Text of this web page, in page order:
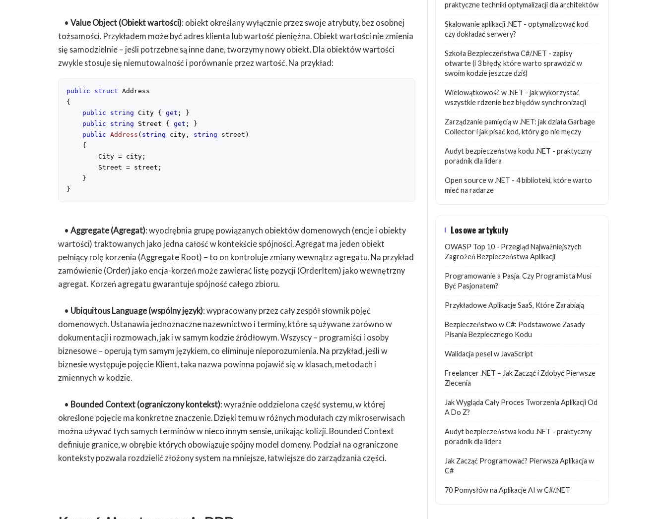
• Value Object (Obiekt wartości): obiekt określany wyłącznie przez swoje atrybuty, bez osobnej
tożsamości. Przykładem może być adres klienta lub wartość pieniężna. Obiekt wartości nie zmienia
się samodzielnie – jeśli potrzebne są inne dane, tworzymy nowy obiekt. Dla obiektów wartości
zwykle stosuje się niemutowalność i porównanie przez wartość. Na przykład:
public struct Address
{
public
string City { get ; }
public
string Street { get ; }
public Address ( string city, string street )
{
        City = city;
        Street = street;
    }
}
• Aggregate (Agregat): wyodrębnia grupę powiązanych obiektów domenowych (encje i obiekty
wartości) traktowanych jako jedna całość w kontekście spójności. Agregat ma jeden obiekt
pełniący rolę korzenia (Aggregate Root) – to on kontroluje zmiany wewnątrz agregatu. Na przykład
zamówienie (Order) jako encja-korzeń może zawierać listę pozycji (OrderItem) jako wewnętrzny
agregat. Korzeń agregatu gwarantuje spójność całego zbioru.
• Ubiquitous Language (wspólny język): wypracowany przez cały zespół słownik pojęć
domenowych. Ustanawia jednoznaczne nazewnictwo i terminy, które są używane zarówno w
dokumentacji i rozmowach, jak i w samym kodzie źródłowym. Wszyscy – programiści i osoby
biznesowe – operują tym samym językiem, co eliminuje nieporozumienia. Na przykład, jeśli w
biznesie występuje pojęcie Klient, taka nazwa powinna pojawić się w klasach, metodach i
zmiennych w kodzie.
• Bounded Context (ograniczony kontekst): wyraźnie oddzielona część systemu, w której
określone pojęcie ma konkretne znaczenie. Dzięki temu w różnych modułach czy mikroserwisach
można używać tych samych terminów w nieco innym sensie, unikając kolizji. Bounded Context
definiuje granice, w obrębie których obowiązuje spójny model domeny. Podział na ograniczone
konteksty pozwala rozdzielić złożony system na mniejsze, łatwiejsze do zarządzania części.
praktyczne techniki optymalizacji dla architektów
Skalowanie aplikacji .NET - optymalizować kod
czy dokładać serwery?
Szkoła Bezpieczeństwa C#/.NET - zapisy
otwarte (i 3 błędy, które warto sprawdzić w
swoim kodzie jeszcze dziś)
Wielowątkowość w .NET - jak wykorzystać
wszystkie rdzenie bez błędów synchronizacji
Zarządzanie pamięcią w .NET: jak działa Garbage
Collector i jak pisać kod, który go nie męczy
Audyt bezpieczeństwa kodu .NET - praktyczny
poradnik dla lidera
Open source w .NET - 4 biblioteki, które warto
mieć na radarze
Losowe artykuły
OWASP Top 10 - Przegląd Najważniejszych
Zagrożeń Bezpieczeństwa Aplikacji
Programowanie a Pasja. Czy Programista Musi
Być Pasjonatem?
Przykładowe Aplikacje SaaS, Które Zarabiają
Bezpieczeństwo w C#: Podstawowe Zasady
Pisania Bezpiecznego Kodu
Walidacja pesel w JavaScript
Freelancer .NET – Jak Zacząć i Zdobyć Pierwsze
Zlecenia
Jak Wygląda Cały Proces Tworzenia Aplikacji Od
A Do Z?
Audyt bezpieczeństwa kodu .NET - praktyczny
poradnik dla lidera
Jak Zacząć Programować? Pierwsza Aplikacja w
C#
70 Pomysłów na Aplikacje AI w C#/.NET